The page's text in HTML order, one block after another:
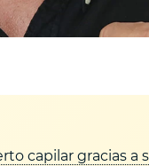
capilar gracias a